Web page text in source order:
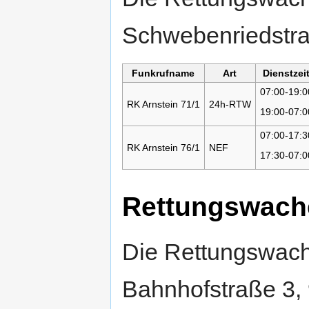
Funkrufname Art
RK Arnstein 71/1 24h-RTW
07:00-
19:00-
RK Arnstein 76/1 NEF
07:00-
17:30-
Die
Bahnhofstraße